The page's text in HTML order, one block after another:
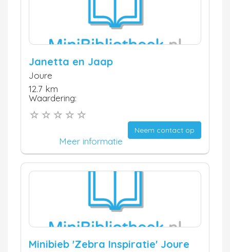
Janetta en Jaap
Joure
12.7 km
Waardering:
Neem contact op
Meer informatie
Minibieb 'Zebra Inspiratie' Joure